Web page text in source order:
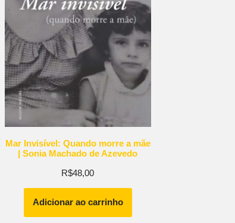
Mar Invisível: Quando morre a mãe
| Sonia Machado de Azevedo
R$48,00
Adicionar ao carrinho